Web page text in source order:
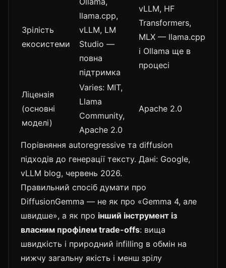
Зрілість
екосистеми
llama.cpp,
vLLM, LM
Studio —
повна
підтримка
vLLM, HF
Transformers,
MLX — llama.cpp
і Ollama ще в
процесі
Ліцензія
(основні
моделі)
Varies: MIT,
Llama
Community,
Apache 2.0
Apache 2.0
Порівняння autoregressive та diffusion
підходів до генерації тексту. Дані: Google,
vLLM blog, червень 2026.
Правильний спосіб думати про
DiffusionGemma — не як про «Gemma 4, але
швидше», а як про інший інструмент із
власним профілем trade-offs: вища
швидкість і природний infilling в обмін на
нижчу загальну якість і менш зрілу